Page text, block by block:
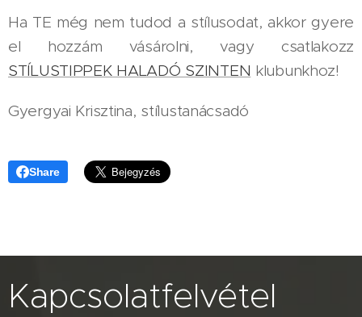
Ha TE még nem tudod a stílusodat, akkor gyere
el hozzám vásárolni, vagy csatlakozz
STÍLUSTIPPEK HALADÓ SZINTEN klubunkhoz!
Gyergyai Krisztina, stílustanácsadó
Share
Kapcsolatfelvétel